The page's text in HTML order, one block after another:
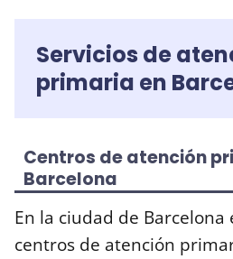
Servicios de
primaria en
Centros de atención
Barcelona
En la ciudad de Barcelona
centros de atención